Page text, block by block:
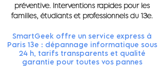
préventive. Interventions rapides pour les
familles, étudiants et professionnels du 13e.
SmartGeek offre un service express à
Paris 13e : dépannage informatique sous
24 h, tarifs transparents et qualité
garantie pour toutes vos pannes